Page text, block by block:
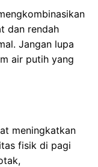
dan rendah
Jangan lupa
air putih yang
meningkatkan
fisik di pagi